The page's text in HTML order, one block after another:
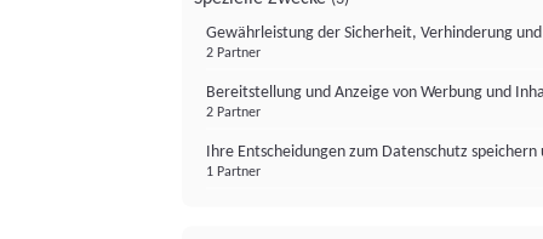
Gewährleistung der Sicherheit, Verhinderung
2 Partner
Bereitstellung und Anzeige von Werbung und
2 Partner
Ihre Entscheidungen zum Datenschutz
1 Partner